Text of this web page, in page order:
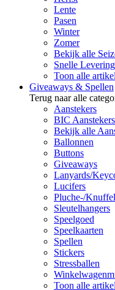
Lente
Pasen
Winter
Zomer
Bekijk alle
Snelle Levering
Toon alle
Giveaways & Spellen
Terug naar alle
Aanstekers
BIC Aanstekers
Bekijk alle
Ballonnen
Buttons
Giveaways
Lanyards/
Lucifers
Pluche-/
Sleutelhangers
Speelgoed
Speelkaarten
Spellen
Stickers
Stressballen
Toon alle